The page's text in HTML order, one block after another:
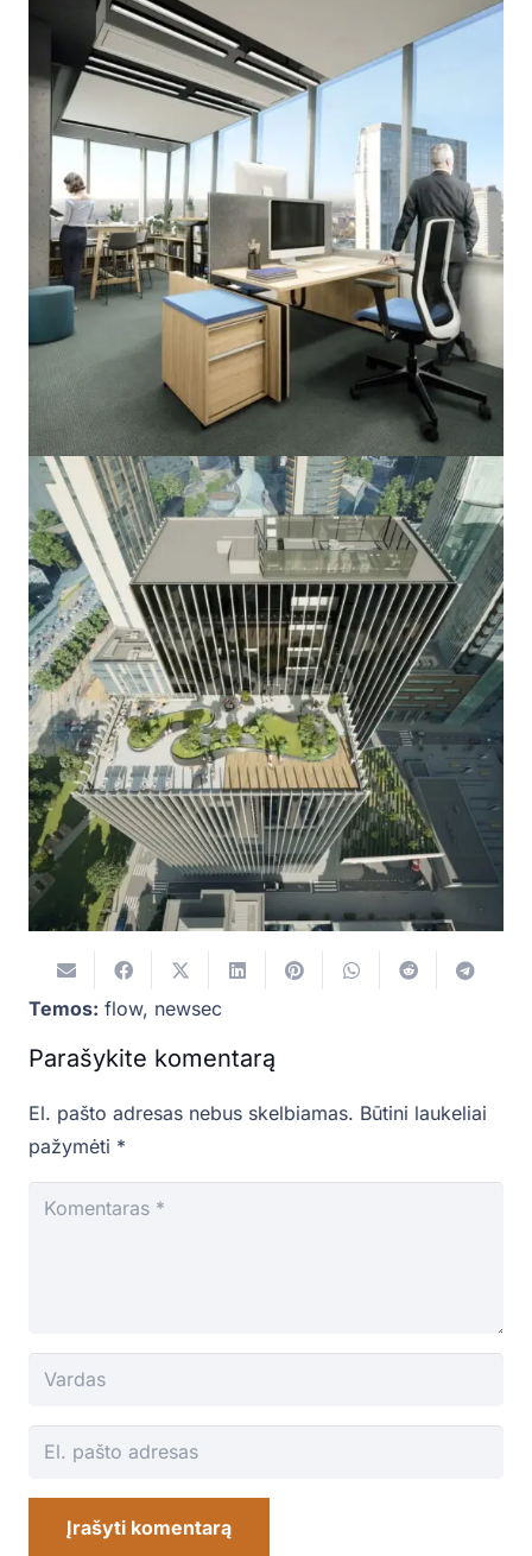
Temos: flow, newsec
Parašykite komentarą
El. pašto adresas nebus skelbiamas. Būtini laukeliai
pažymėti *
Įrašyti komentarą